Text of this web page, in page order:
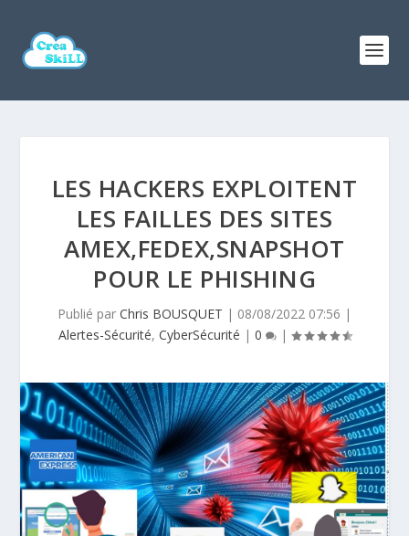
LES HACKERS EXPLOITENT
LES FAILLES DES SITES
AMEX,FEDEX,SNAPSHOT
POUR LE PHISHING
Publié par Chris BOUSQUET | 08/08/2022 07:56 |
Alertes-Sécurité, CyberSécurité | 0 |